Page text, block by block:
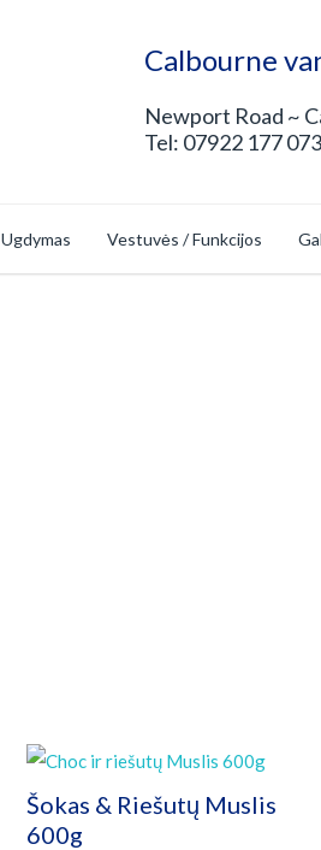
Calbourne
Newport Road ~
Tel: 07922 177
Ugdymas Vestuvės / Funkcijos
Šokas & Riešutų Muslis
600g